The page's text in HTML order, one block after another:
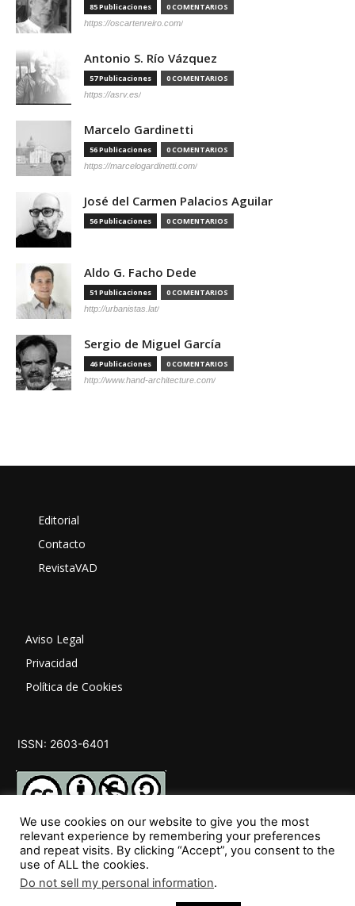
85 Publicaciones 0 COMENTARIOS
https://oscartenreiro.com/
Antonio S. Río Vázquez
57 Publicaciones 0 COMENTARIOS
https://asrv.es/
Marcelo Gardinetti
56 Publicaciones 0 COMENTARIOS
https://marcelogardinetti.com/
José del Carmen Palacios Aguilar
56 Publicaciones 0 COMENTARIOS
Aldo G. Facho Dede
51 Publicaciones 0 COMENTARIOS
http://urbanistas.lat/
Sergio de Miguel García
46 Publicaciones 0 COMENTARIOS
http://www.hand-architecture.com/
Editorial
Contacto
RevistaVAD
Aviso Legal
Privacidad
Política de Cookies
ISSN: 2603-6401
SÍGUENOS
We use cookies on our website to give you the most
relevant experience by remembering your preferences
and repeat visits. By clicking “Accept”, you consent to the
use of ALL the cookies.
Do not sell my personal information.